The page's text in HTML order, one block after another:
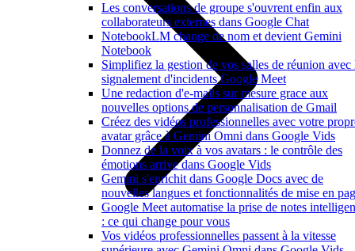
Les conversations de groupe s'ouvrent enfin aux
collaborateurs externes dans Google Chat
NotebookLM change de nom et devient Gemini
Notebook
Simplifiez la gestion de vos salles de réunion avec
signalement d'incidents Google Meet
Une redaction d'e-mails sur mesure grace aux
nouvelles options de personnalisation de Gmail
Créez des vidéos professionnelles avec votre
avatar grâce à Gemini Omni dans Google Vids
Donnez de la voix à vos avatars : le contrôle des
émotions arrive dans Google Vids
Gemini s'enrichit dans Google Docs avec de
nouvelles langues et fonctionnalités de mise en
Google Meet automatise la prise de notes
: ce qui change pour vous
Vos vidéos professionnelles passent à la vitesse